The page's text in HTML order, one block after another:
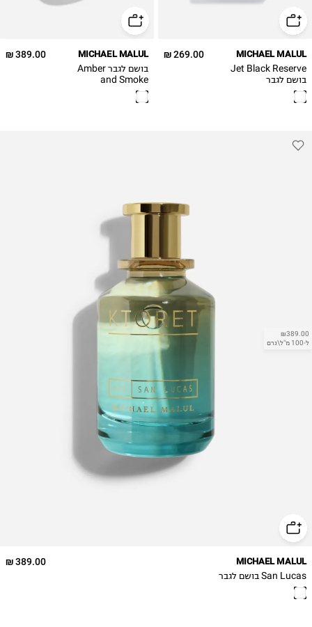
269.00 ₪ MICHAEL MALUL
Jet Black Reserve
בושם לגבר
389.00 ₪ MICHAEL MALUL
בושם לגבר Amber
and Smoke
₪389.00
ל-100 מ"ל\גרם
389.00 ₪ MICHAEL MALUL
San Lucas בושם לגבר